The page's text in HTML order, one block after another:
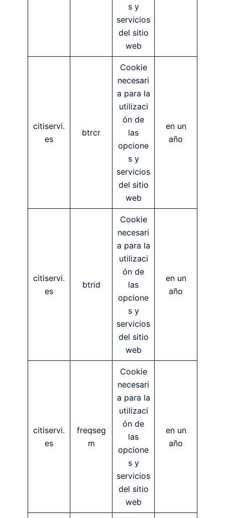
s y
servicios
del sitio
web
citiservi.
es
btrcr
Cookie
necesari
a para la
utilizaci
ón de
las
opcione
s y
servicios
del sitio
web
en un
año
citiservi.
es
btrid
Cookie
necesari
a para la
utilizaci
ón de
las
opcione
s y
servicios
del sitio
web
en un
año
citiservi.
es
freqseg
m
Cookie
necesari
a para la
utilizaci
ón de
las
opcione
s y
servicios
del sitio
web
en un
año